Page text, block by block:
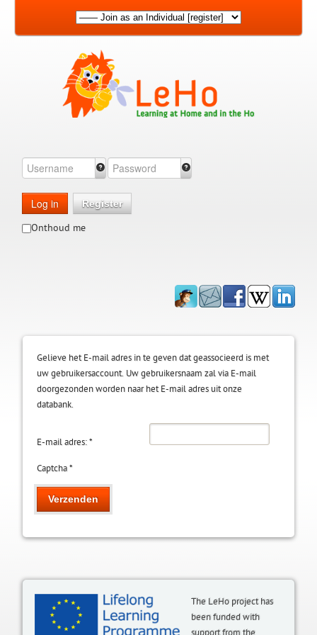
Log in Register
Onthoud me
Gelieve het E-mail adres in te geven dat geassocieerd is met
uw gebruikersaccount. Uw gebruikersnaam zal via E-mail
doorgezonden worden naar het E-mail adres uit onze
databank.
E-mail adres:*
Captcha*
Verzenden
The LeHo project has
been funded with
support from the